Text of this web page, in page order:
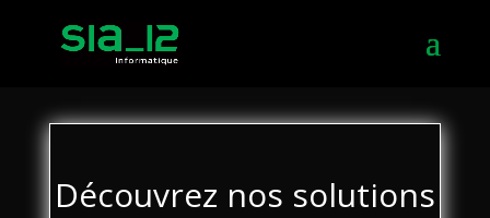
Découvrez nos solutions